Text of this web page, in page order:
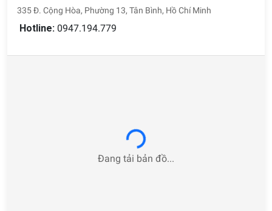
335 Đ. Cộng Hòa, Phường 13, Tân Bình, Hồ Chí Minh
Hotline: 0947.194.779
Loading...
Đang tải bản đồ...